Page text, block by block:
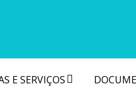
E SERVIÇOS